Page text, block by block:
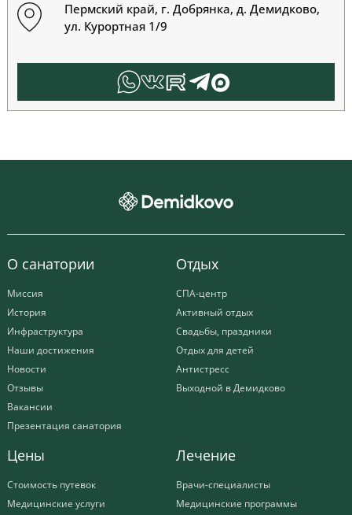
Пермский край, г. Добрянка, д. Демидково,
ул. Курортная 1/9
О санатории
Миссия
История
Инфраструктура
Наши достижения
Новости
Отзывы
Вакансии
Презентация санатория
Отдых
СПА-центр
Активный отдых
Свадьбы, праздники
Отдых для детей
Антистресс
Выходной в Демидково
Цены
Стоимость путевок
Медицинские услуги
Лечение
Врачи-специалисты
Медицинские программы